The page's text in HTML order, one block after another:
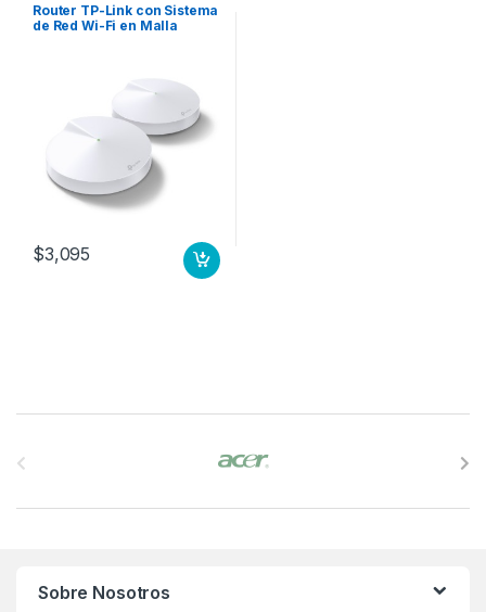
Router TP-Link con Sistema
de Red Wi-Fi en Malla
(PAQUETE DE 2)
$3,095
Sobre Nosotros